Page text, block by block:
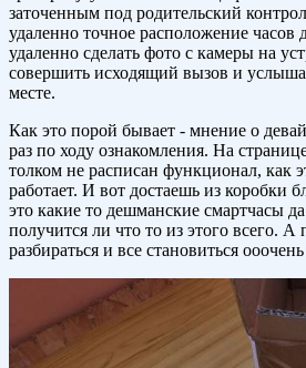
заточенным под родительский
удаленно точное расположение часов
удаленно сделать фото с камеры на
совершить исходящий вызов и
месте.
Как это порой бывает - мнение о
раз по ходу ознакомления. На
толком не расписан функционал, как
работает. И вот достаешь из коробки
это какие то дешманские смартчасы
получится ли что то из этого всего.
разбираться и все становиться